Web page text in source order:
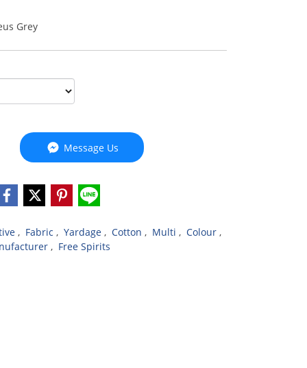
Grey
Message Us
, Fabric , Yardage , Cotton , Multi , Colour ,
, Free Spirits